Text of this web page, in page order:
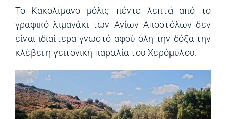
Το Κακολίμανο μόλις πέντε λεπτά από το
γραφικό λιμανάκι των Αγίων Αποστόλων δεν
είναι ιδιαίτερα γνωστό αφού όλη την δόξα την
κλέβει η γειτονική παραλία του Χερόμυλου.